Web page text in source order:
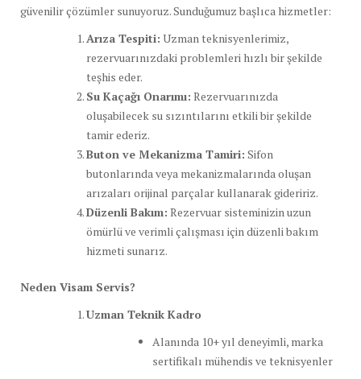
güvenilir çözümler sunuyoruz. Sunduğumuz başlıca hizmetler:
Arıza Tespiti: Uzman teknisyenlerimiz,
rezervuarınızdaki problemleri hızlı bir şekilde
teşhis eder.
Su Kaçağı Onarımı: Rezervuarınızda
oluşabilecek su sızıntılarını etkili bir şekilde
tamir ederiz.
Buton ve Mekanizma Tamiri: Sifon
butonlarında veya mekanizmalarında oluşan
arızaları orijinal parçalar kullanarak gideririz.
Düzenli Bakım: Rezervuar sisteminizin uzun
ömürlü ve verimli çalışması için düzenli bakım
hizmeti sunarız.
Neden Visam Servis?
Uzman Teknik Kadro
Alanında 10+ yıl deneyimli, marka
sertifikalı mühendis ve teknisyenler